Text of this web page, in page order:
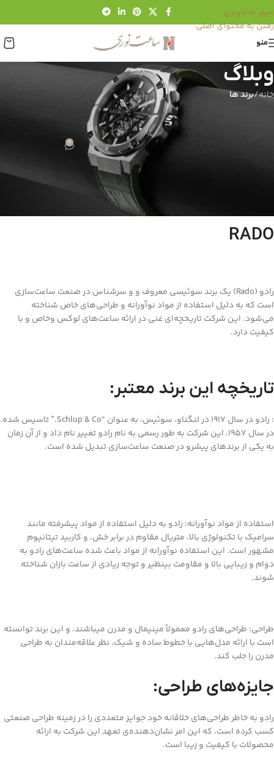
عبور به ناوبری
رفتن به محتوای اصلی
منو
وبلاگ
خانه/برند ها
برند ها,مقاله ها
تاریخچه و بررسی ساعت رادوRADO
مدیریت ساعت نوریدر مرداد 25, 1403 0
تاریخچه و بررسی ساعت رادوRADO
RADO
رادو (Rado) یک برند سوئیسی معروف و و سرشناس در صنعت ساعت‌سازی
است که به دلیل استفاده از مواد نوآورانه و طراحی‌های خاص شناخته
می‌شود. این شرکت تاریخچه‌ای غنی در ارائه ساعت‌های لوکس وخاص و با
کیفیت دارد.
تاریخچه این برند معتبر:
: رادو در سال 1917 در لنگناو، سوئیس، به عنوان “Schlup & Co.” تاسیس شده.
در سال 1957، این شرکت به طور رسمی به نام رادو تغییر نام داد و از آن زمان
به یکی از برندهای پیشرو در صنعت ساعت‌سازی تبدیل شده است.
استفاده از مواد نوآورانه: رادو به دلیل استفاده از مواد پیشرفته مانند
سرامیک با تکنولوژی بالا، متریال مقاوم در برابر خش، و کاربید تیتانیوم
مشهور است. این استفاده نوآورانه از مواد باعث شده ساعت‌های رادو به
دوام و زیبایی بالا و مقاومت بینظیر و توجه زیادی از ساعت بازان شناخته
شوند.
طراحی: طراحی‌های رادو معمولاً مینیمال و مدرن میباشند، و این برند توانسته
است با ارائه مدل‌هایی با خطوط ساده و شیک، نظر علاقه‌مندان به طراحی
مدرن را جلب کند.
جایزه‌های طراحی:
رادو به خاطر طراحی‌های خلاقانه خود جوایز متعددی را در زمینه طراحی صنعتی
کسب کرده است، که این امر نشان‌دهنده‌ی تعهد این شرکت به ارائه
محصولات با کیفیت و زیبا است.